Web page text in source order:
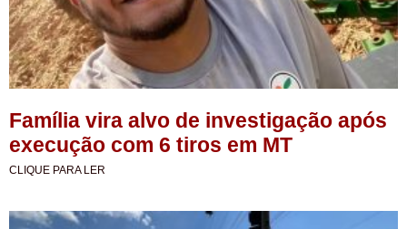
Família vira alvo de investigação após
execução com 6 tiros em MT
CLIQUE PARA LER